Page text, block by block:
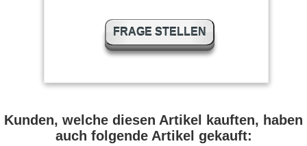
FRAGE STELLEN
Kunden, welche diesen Artikel kauften, haben
auch folgende Artikel gekauft: